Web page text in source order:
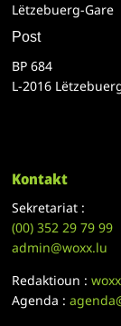
Lëtzebuerg-Gare
Post
BP 684
L-2016
Kontakt
Sekretariat :
(00)352 29 79 99
admin@woxx.lu
Redaktioun :
Agenda :